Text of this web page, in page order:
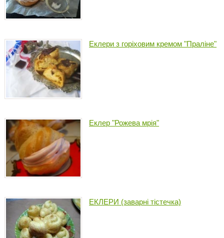
Еклери з горіховим кремом "Праліне"
Еклер "Рожева мрія"
ЕКЛЕРИ (заварні тістечка)